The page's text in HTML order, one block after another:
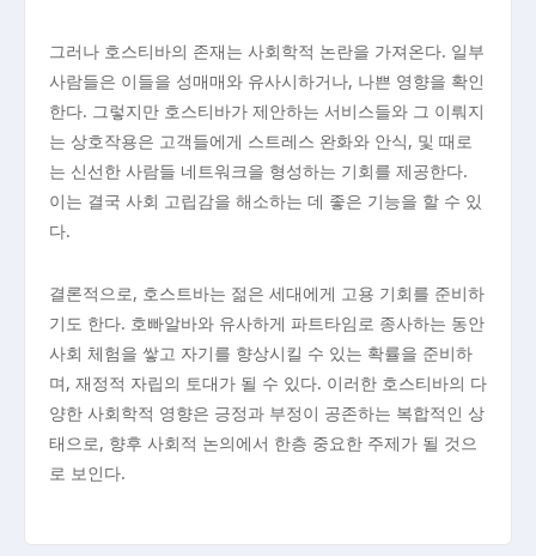
그러나 호스티바의 존재는 사회학적 논란을 가져온다. 일부
사람들은 이들을 성매매와 유사시하거나, 나쁜 영향을 확인
한다. 그렇지만 호스티바가 제안하는 서비스들와 그 이뤄지
는 상호작용은 고객들에게 스트레스 완화와 안식, 및 때로
는 신선한 사람들 네트워크을 형성하는 기회를 제공한다.
이는 결국 사회 고립감을 해소하는 데 좋은 기능을 할 수 있
다.
결론적으로, 호스트바는 젊은 세대에게 고용 기회를 준비하
기도 한다. 호빠알바와 유사하게 파트타임로 종사하는 동안
사회 체험을 쌓고 자기를 향상시킬 수 있는 확률을 준비하
며, 재정적 자립의 토대가 될 수 있다. 이러한 호스티바의 다
양한 사회학적 영향은 긍정과 부정이 공존하는 복합적인 상
태으로, 향후 사회적 논의에서 한층 중요한 주제가 될 것으
로 보인다.